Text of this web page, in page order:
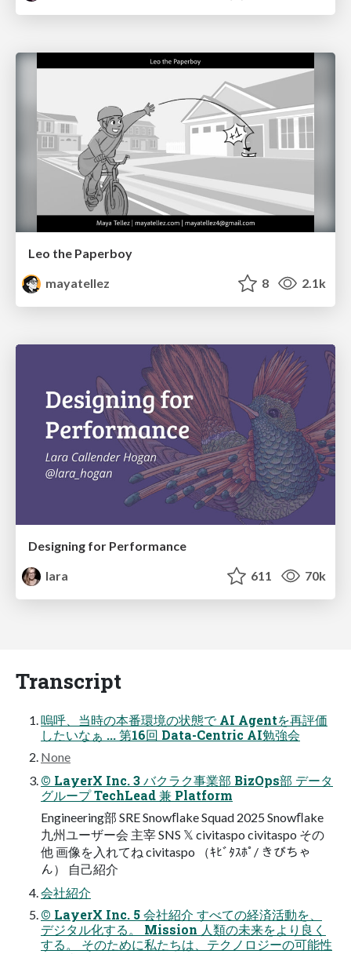
Leo the Paperboy
mayatellez
8 2.1k
Designing for Performance
lara
611 70k
Transcript
嗚呼、当時の本番環境の状態で AI Agentを再評価
したいなぁ ... 第16回 Data-Centric AI勉強会
None
© LayerX Inc. 3 バクラク事業部 BizOps部 データ
グループ TechLead 兼 Platform
Engineering部 SRE Snowﬂake Squad 2025 Snowﬂake
九州ユーザー会 主宰 SNS 𝕏 civitaspo civitaspo その
他 画像を⼊れてね civitaspo （ｷﾋﾞﾀｽﾎﾟ/ きびちゃ
ん） ⾃⼰紹介
会社紹介
© LayerX Inc. 5 会社紹介 すべての経済活動を、
デジタル化する。 Mission ⼈類の未来をより良く
する。 そのために私たちは、テクノロジーの可能性